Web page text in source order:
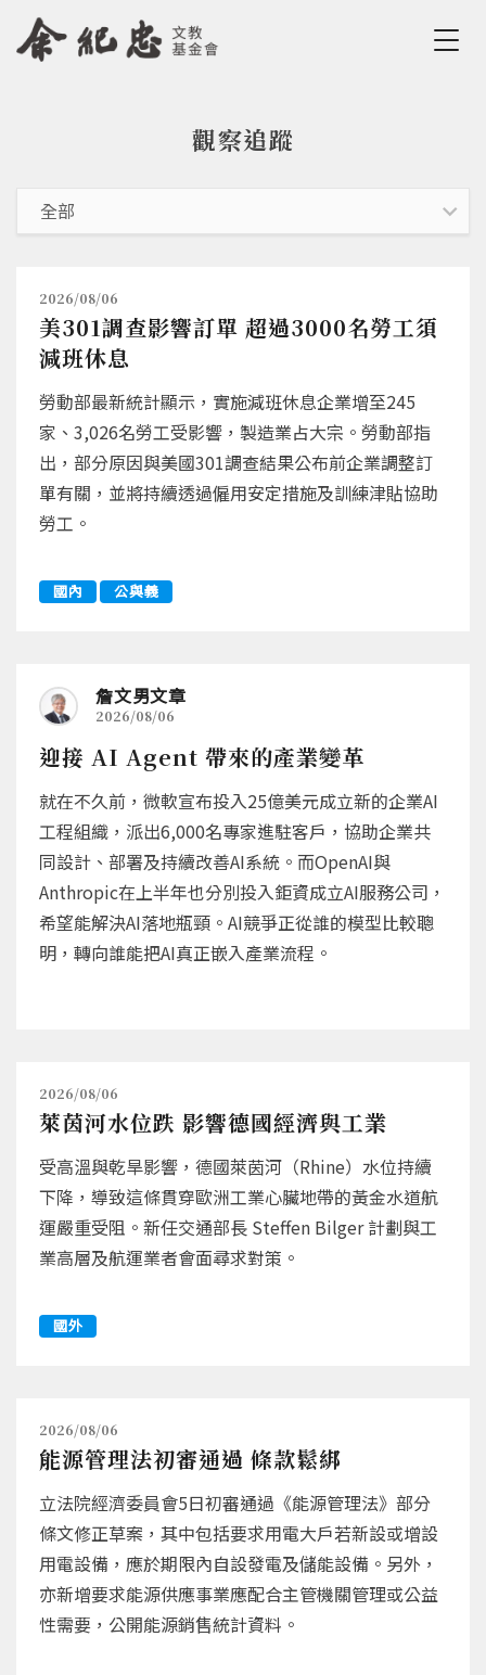
Jump to Navigation
Jump to Main content
觀察追蹤
2026/08/06
美301調查影響訂單 超過3000名勞工須
減班休息
勞動部最新統計顯示，實施減班休息企業增至245
家、3,026名勞工受影響，製造業占大宗。勞動部指
出，部分原因與美國301調查結果公布前企業調整訂
單有關，並將持續透過僱用安定措施及訓練津貼協助
勞工。
國內 公與義
詹文男文章
2026/08/06
迎接 AI Agent 帶來的產業變革
就在不久前，微軟宣布投入25億美元成立新的企業AI
工程組織，派出6,000名專家進駐客戶，協助企業共
同設計、部署及持續改善AI系統。而OpenAI與
Anthropic在上半年也分別投入鉅資成立AI服務公司，
希望能解決AI落地瓶頸。AI競爭正從誰的模型比較聰
明，轉向誰能把AI真正嵌入產業流程。
2026/08/06
萊茵河水位跌 影響德國經濟與工業
受高溫與乾旱影響，德國萊茵河（Rhine）水位持續
下降，導致這條貫穿歐洲工業心臟地帶的黃金水道航
運嚴重受阻。新任交通部長 Steffen Bilger 計劃與工
業高層及航運業者會面尋求對策。
國外
2026/08/06
能源管理法初審通過 條款鬆綁
立法院經濟委員會5日初審通過《能源管理法》部分
條文修正草案，其中包括要求用電大戶若新設或增設
用電設備，應於期限內自設發電及儲能設備。另外，
亦新增要求能源供應事業應配合主管機關管理或公益
性需要，公開能源銷售統計資料。